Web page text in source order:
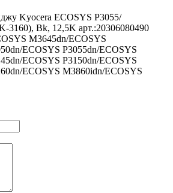
Kyocera ECOSYS P3055/
3160), Bk, 12,5K арт.:20306080490
M3645dn/ECOSYS
ECOSYS P3055dn/ECOSYS
ECOSYS P3150dn/ECOSYS
ECOSYS M3860idn/ECOSYS